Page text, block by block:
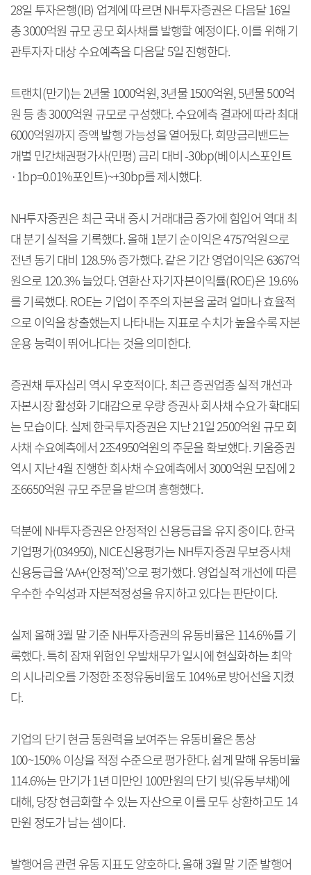
28일 투자은행(IB) 업계에 따르면 NH투자증권은 다음달 16일
총 3000억원 규모 공모 회사채를 발행할 예정이다. 이를 위해 기
관투자자 대상 수요예측을 다음달 5일 진행한다.
트랜치(만기)는 2년물 1000억원, 3년물 1500억원, 5년물 500억
원 등 총 3000억원 규모로 구성했다. 수요예측 결과에 따라 최대
6000억원까지 증액 발행 가능성을 열어뒀다. 희망금리밴드는
개별 민간채권평가사(민평) 금리 대비 -30bp(베이시스포인트
·1bp=0.01%포인트)~+30bp를 제시했다.
NH투자증권은 최근 국내 증시 거래대금 증가에 힘입어 역대 최
대 분기 실적을 기록했다. 올해 1분기 순이익은 4757억원으로
전년 동기 대비 128.5% 증가했다. 같은 기간 영업이익은 6367억
원으로 120.3% 늘었다. 연환산 자기자본이익률(ROE)은 19.6%
를 기록했다. ROE는 기업이 주주의 자본을 굴려 얼마나 효율적
으로 이익을 창출했는지 나타내는 지표로 수치가 높을수록 자본
운용 능력이 뛰어나다는 것을 의미한다.
증권채 투자심리 역시 우호적이다. 최근 증권업종 실적 개선과
자본시장 활성화 기대감으로 우량 증권사 회사채 수요가 확대되
는 모습이다. 실제 한국투자증권은 지난 21일 2500억원 규모 회
사채 수요예측에서 2조4950억원의 주문을 확보했다. 키움증권
역시 지난 4월 진행한 회사채 수요예측에서 3000억원 모집에 2
조6650억원 규모 주문을 받으며 흥행했다.
덕분에 NH투자증권은 안정적인 신용등급을 유지 중이다. 한국
기업평가(034950), NICE신용평가는 NH투자증권 무보증사채
신용등급을 ‘AA+(안정적)’으로 평가했다. 영업실적 개선에 따른
우수한 수익성과 자본적정성을 유지하고 있다는 판단이다.
실제 올해 3월 말 기준 NH투자증권의 유동비율은 114.6%를 기
록했다. 특히 잠재 위험인 우발채무가 일시에 현실화하는 최악
의 시나리오를 가정한 조정유동비율도 104%로 방어선을 지켰
다.
기업의 단기 현금 동원력을 보여주는 유동비율은 통상
100~150% 이상을 적정 수준으로 평가한다. 쉽게 말해 유동비율
114.6%는 만기가 1년 미만인 100만원의 단기 빚(유동부채)에
대해, 당장 현금화할 수 있는 자산으로 이를 모두 상환하고도 14
만원 정도가 남는 셈이다.
발행어음 관련 유동 지표도 양호하다. 올해 3월 말 기준 발행어